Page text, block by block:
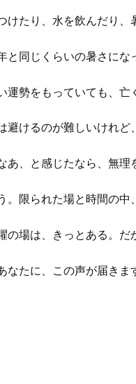
けたり、水を飲んだり、
と同じくらいの暑さにな
運勢をもっていても、亡
避けるのが難しいけれど
あ、と感じたなら、無理
。限られた場と時間の中
の場は、きっとある。だ
なたに、この声が届きま